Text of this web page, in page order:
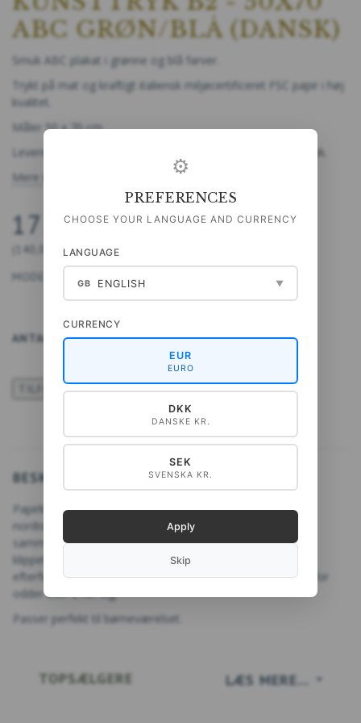
ABC GRØN/BLÅ (DANSK)
Smuk ABC plakat i grønne og blå farver.
Trykt på mat og kraftigt italiensk miljøcertificeret FSC papir i høj
kvalitet.
Måler 50 x 70 cm.
Leveres rullet med silkepapir i trekantet paprør med sølvtryk.
Mere information
175,00 DKK
140,00 DKKU/MOMS
MODEL/VARENR.: 5711612031720
ANTAL LÆG I KURV
TILFØJ TIL ØNSKESKYEN
BESKRIVELSE
Papirkunstner Sonia Brandes har klippet bogstaver med
nordiske planter og dyr. Hvert bogstav er nøje klippet ud
sammen med et dyr eller en plante. Hvert bogstav er nøje
klippet ud sammen med et dyr eller en plante og er
efterfølgende grafisk sat op. Her er f.eks. V for valmue, O for
odder eller E for Elg.
Passer perfekt til børneværelset.
LÆS MERE...
TOPSÆLGERE
⚙
PREFERENCES
CHOOSE YOUR LANGUAGE AND CURRENCY
LANGUAGE
GB ENGLISH ▼
CURRENCY
EUR
EURO
DKK
DANSKE KR.
SEK
SVENSKA KR.
Apply
Skip